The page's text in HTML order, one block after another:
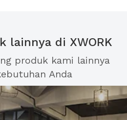
lainnya di XWORK
produk kami lainnya
Anda